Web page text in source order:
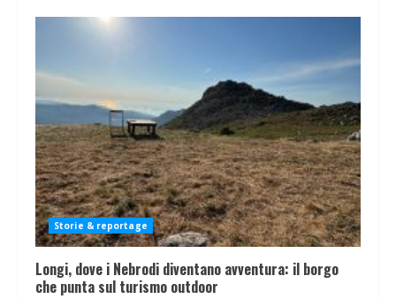
Storie & reportage
Longi, dove i Nebrodi diventano avventura: il borgo
che punta sul turismo outdoor